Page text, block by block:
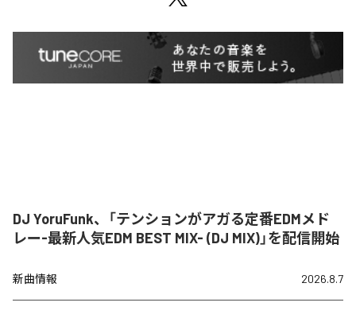
DJ YoruFunk、「テンションがアガる定番EDMメド
レー-最新人気EDM BEST MIX- (DJ MIX)」を配信開始
新曲情報 2026.8.7